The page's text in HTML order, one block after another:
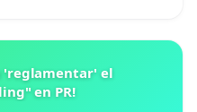
'reglamentar' el
en PR!